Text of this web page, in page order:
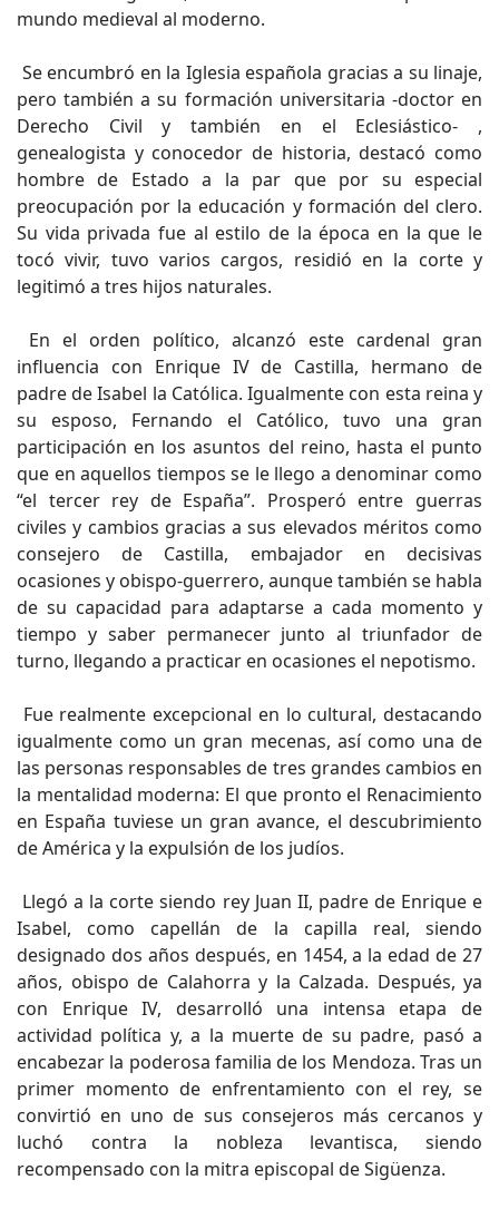
mundo medieval al moderno.
Se encumbró en la Iglesia española gracias a su linaje,
pero también a su formación universitaria -doctor en
Derecho Civil y también en el Eclesiástico- ,
genealogista y conocedor de historia, destacó como
hombre de Estado a la par que por su especial
preocupación por la educación y formación del clero.
Su vida privada fue al estilo de la época en la que le
tocó vivir, tuvo varios cargos, residió en la corte y
legitimó a tres hijos naturales.
En el orden político, alcanzó este cardenal gran
influencia con Enrique IV de Castilla, hermano de
padre de Isabel la Católica. Igualmente con esta reina y
su esposo, Fernando el Católico, tuvo una gran
participación en los asuntos del reino, hasta el punto
que en aquellos tiempos se le llego a denominar como
“el tercer rey de España”. Prosperó entre guerras
civiles y cambios gracias a sus elevados méritos como
consejero de Castilla, embajador en decisivas
ocasiones y obispo-guerrero, aunque también se habla
de su capacidad para adaptarse a cada momento y
tiempo y saber permanecer junto al triunfador de
turno, llegando a practicar en ocasiones el nepotismo.
Fue realmente excepcional en lo cultural, destacando
igualmente como un gran mecenas, así como una de
las personas responsables de tres grandes cambios en
la mentalidad moderna: El que pronto el Renacimiento
en España tuviese un gran avance, el descubrimiento
de América y la expulsión de los judíos.
Llegó a la corte siendo rey Juan II, padre de Enrique e
Isabel, como capellán de la capilla real, siendo
designado dos años después, en 1454, a la edad de 27
años, obispo de Calahorra y la Calzada. Después, ya
con Enrique IV, desarrolló una intensa etapa de
actividad política y, a la muerte de su padre, pasó a
encabezar la poderosa familia de los Mendoza. Tras un
primer momento de enfrentamiento con el rey, se
convirtió en uno de sus consejeros más cercanos y
luchó contra la nobleza levantisca, siendo
recompensado con la mitra episcopal de Sigüenza.